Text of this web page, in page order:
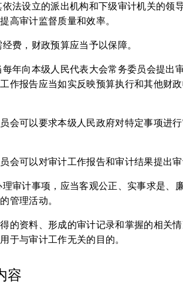
法设立的派出机构和下级审计机关的领
高审计监督质量和效率。
费，财政预算应当予以保障。
年向本级人民代表大会常务委员会提出
作报告应当如实反映预算执行和其他财
会可以要求本级人民政府对特定事项进
会可以对审计工作报告和审计结果提出审
审计事项，应当客观公正、实事求是、
管理活动。
的资料、形成的审计记录和掌握的相关
于与审计工作无关的目的。
容